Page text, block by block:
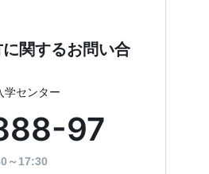
関するお問い合
センター
97
～17:30